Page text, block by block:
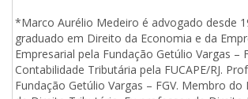
*Marco Aurélio Medeiro é advogado desde
graduado em Direito da Economia e da
Empresarial pela Fundação Getúlio Vargas –
Contabilidade Tributária pela FUCAPE/RJ.
Fundação Getúlio Vargas – FGV. Membro